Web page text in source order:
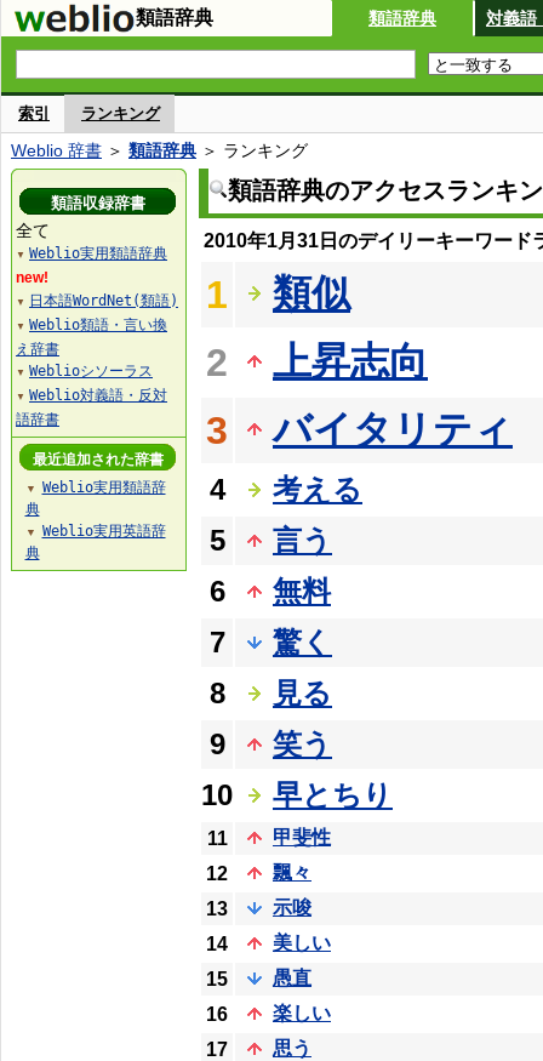
類語辞典 類語辞典 対義語
索引 ランキング
Weblio 辞書 ＞ 類語辞典 ＞ ランキング
類語辞典のアクセスランキ
2010年1月31日のデイリーキーワード
1
類似
2
上昇志向
3
バイタリティ
4
考える
5
言う
6
無料
7
驚く
8
見る
9
笑う
10
早とちり
11
甲斐性
12
飄々
13
示唆
14
美しい
15
愚直
16
楽しい
17
思う
類語収録辞書
全て
▼ Weblio実用類語辞典
new!
▼ 日本語WordNet(類語)
▼ Weblio類語・言い換
え辞書
▼ Weblioシソーラス
▼ Weblio対義語・反対
語辞書
最近追加された辞書
▼
Weblio実用類語辞
典
▼
Weblio実用英語辞
典